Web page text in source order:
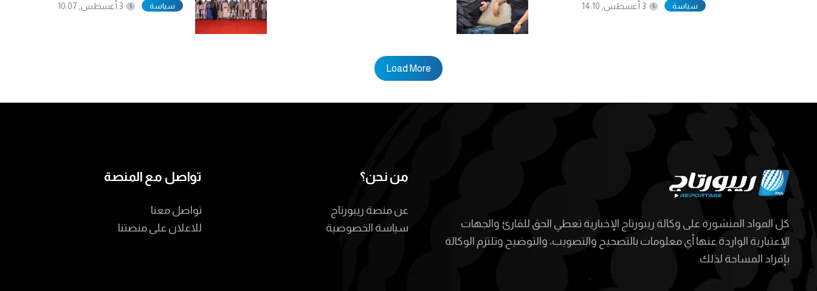
سياسة 3 أغسطس, 14:10 سياسة 3 أغسطس, 10:07
Load More
كل المواد المنشورة على وكالة ريبورتاج الإخبارية تعطي الحق للقارئ والجهات
الإعتبارية الواردة عنها أي معلومات بالتصحيح والتصويب، والتوضيح وتلتزم الوكالة
بإفراد المساحة لذلك.
من نحن؟
عن منصة ريبورتاج
سياسة الخصوصية
تواصل مع المنصة
تواصل معنا
للاعلان على منصتنا